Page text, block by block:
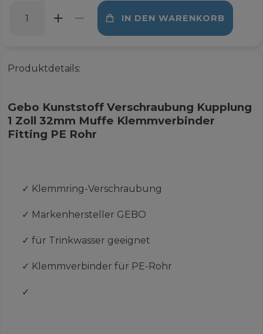
IN DEN WARENKORB
Produktdetails:
Gebo Kunststoff Verschraubung Kupplung
1 Zoll 32mm Muffe Klemmverbinder
Fitting PE Rohr
✓ Klemmring-Verschraubung
✓ Markenhersteller GEBO
✓ für Trinkwasser geeignet
✓ Klemmverbinder für PE-Rohr
✓